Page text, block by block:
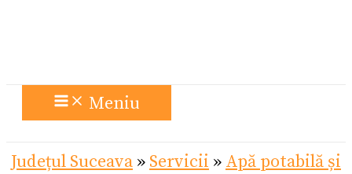
Meniu
Județul Suceava » Servicii » Apă potabilă și